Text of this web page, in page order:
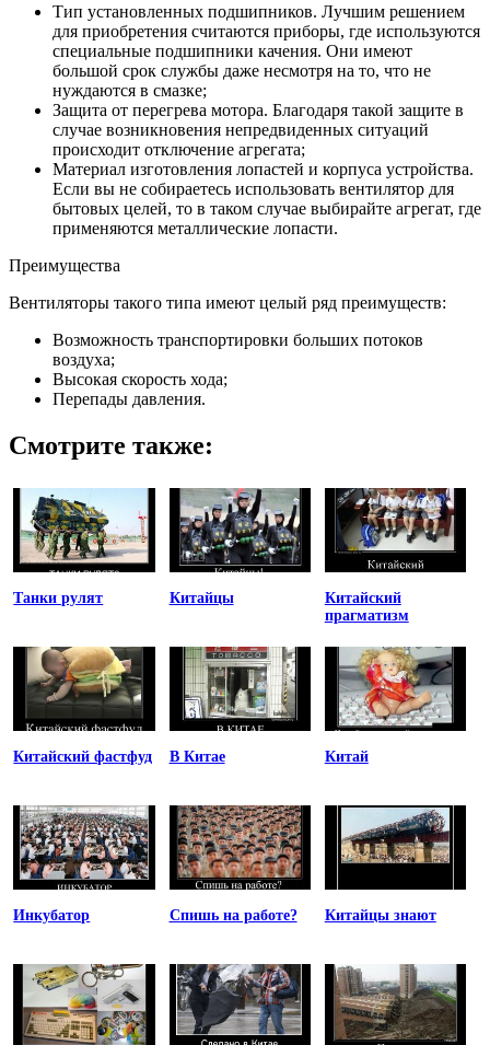
Тип установленных подшипников. Лучшим решением
для приобретения считаются приборы, где используются
специальные подшипники качения. Они имеют
большой срок службы даже несмотря на то, что не
нуждаются в смазке;
Защита от перегрева мотора. Благодаря такой защите в
случае возникновения непредвиденных ситуаций
происходит отключение агрегата;
Материал изготовления лопастей и корпуса устройства.
Если вы не собираетесь использовать вентилятор для
бытовых целей, то в таком случае выбирайте агрегат, где
применяются металлические лопасти.
Преимущества
Вентиляторы такого типа имеют целый ряд преимуществ:
Возможность транспортировки больших потоков
воздуха;
Высокая скорость хода;
Перепады давления.
Смотрите также:
Танки рулят Китайцы
Китайский
прагматизм
Китайский фастфуд В Китае Китай
Инкубатор Спишь на работе? Китайцы знают